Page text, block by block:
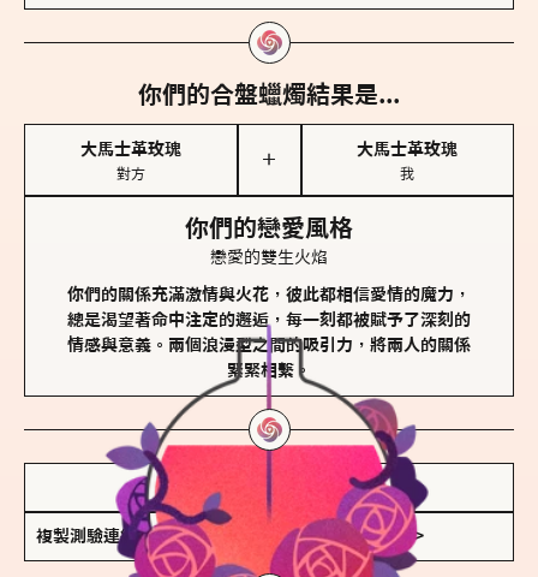
你們的合盤蠟燭結果是...
大馬士革玫瑰
對方
＋
大馬士革玫瑰
我
你們的戀愛風格
戀愛的雙生火焰
你們的關係充滿激情與火花，彼此都相信愛情的魔力，
總是渴望著命中注定的邂逅，每一刻都被賦予了深刻的
情感與意義。兩個浪漫型之間的吸引力，將兩人的關係
緊緊相繫。
儲存我的結果圖
複製測驗連結 查看香氛類型全解析 >>>